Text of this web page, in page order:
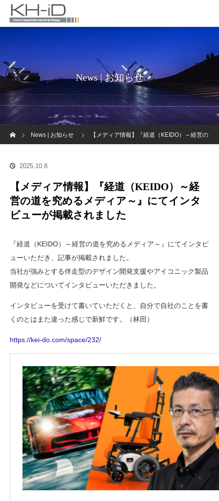
News | お知らせ
News | お知らせ
【メディア情報】『経道（KEIDO）～経営の
2025.10.8
【メディア情報】『経道（KEIDO）～経
営の道を究めるメディア～』にてインタ
ビューが掲載されました
『経道（KEIDO）～経営の道を究めるメディア～』にてインタビ
ューいただき、記事が掲載されました。
当社が強みとする伴走型のデザイン開発支援やアイコニック製品
開発などについてインタビューいただきました。
インタビューを受けて書いていただくと、自分で自社のことを書
くのとはまた違った感じで新鮮です。（林田）
https://kei-do.com/space/232/